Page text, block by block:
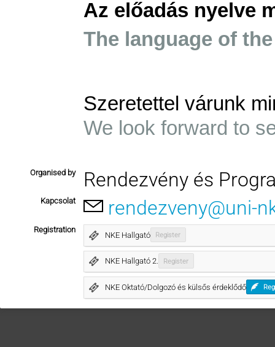
Az előadás nyelve
The language of
Szeretettel várunk
We look forward to
Organised by Rendezvény és
Kapcsolat rendezveny@uni-
Registration
NKE Hallgató Register
NKE Hallgató 2. Register
NKE Oktató/Dolgozó és külsős érdeklődő